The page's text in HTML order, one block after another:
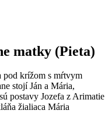
matky (Pieta)
pod krížom s mŕtvym
stojí Ján a Mária,
postavy Jozefa z Arimatie
žialiaca Mária